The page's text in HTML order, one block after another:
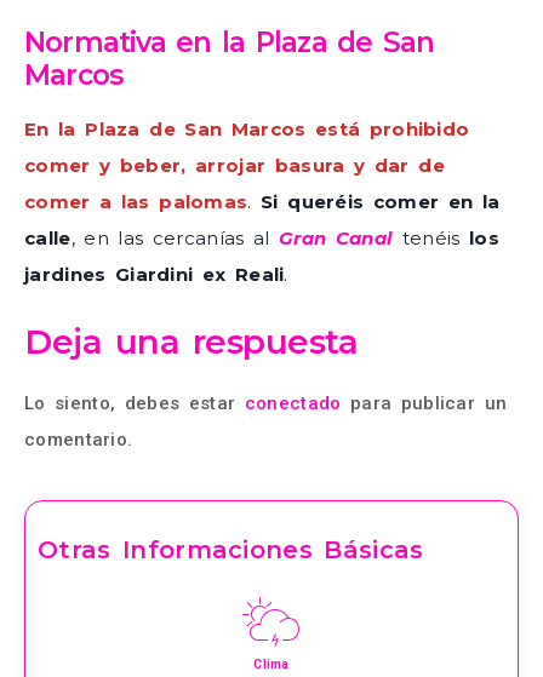
Normativa en la Plaza de San
Marcos
En la Plaza de San Marcos está prohibido
comer y beber, arrojar basura y dar de
comer a las palomas. Si queréis comer en la
calle, en las cercanías alGran Canal tenéis los
jardines Giardini ex Reali.
Deja una respuesta
Lo siento, debes estar conectado para publicar un
comentario.
Otras Informaciones Básicas
Clima